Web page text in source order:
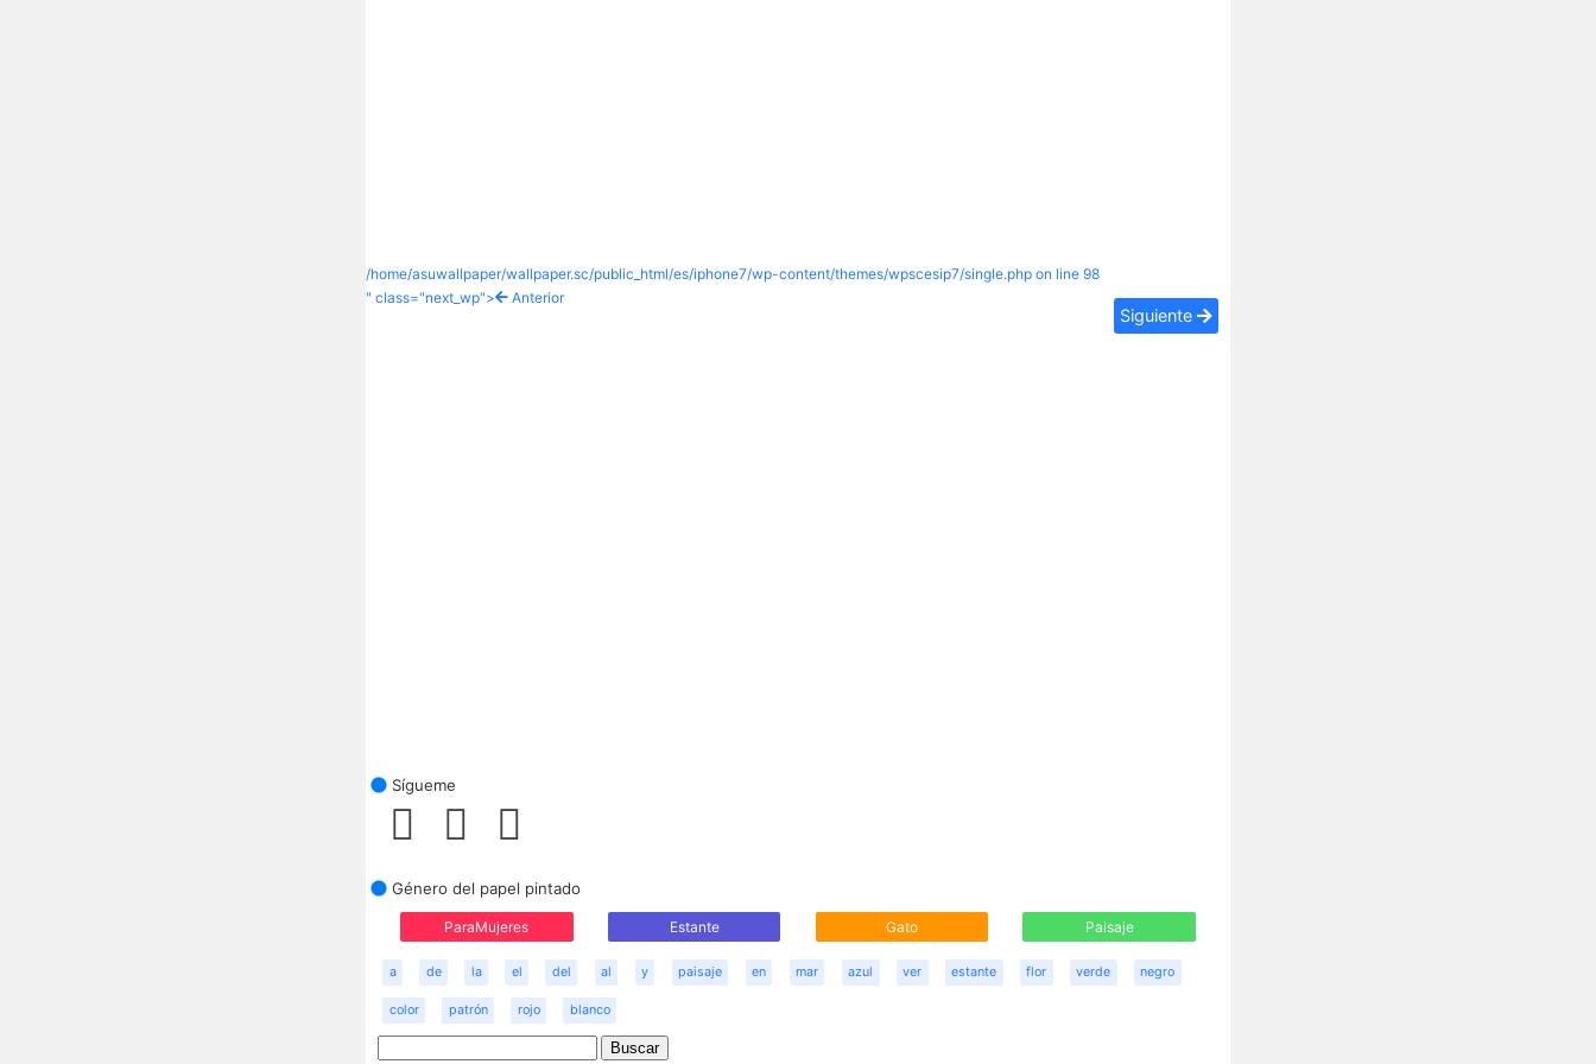
/home/asuwallpaper/wallpaper.sc/public_html/es/iphone7/wp-content/themes/wpscesip7/single.php on line 98
" class="next_wp">
Anterior
Siguiente
Sígueme
Género del papel pintado
ParaMujeres Estante Gato Paisaje
a de la el del al y paisaje en mar azul ver estante flor verde negro
color patrón rojo blanco